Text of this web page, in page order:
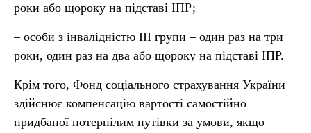
роки або щороку на підставі ІПР;
– особи з інвалідністю ІІІ групи – один раз на три
роки, один раз на два або щороку на підставі ІПР.
Крім того, Фонд соціального страхування України
здійснює компенсацію вартості самостійно
придбаної потерпілим путівки за умови, якщо